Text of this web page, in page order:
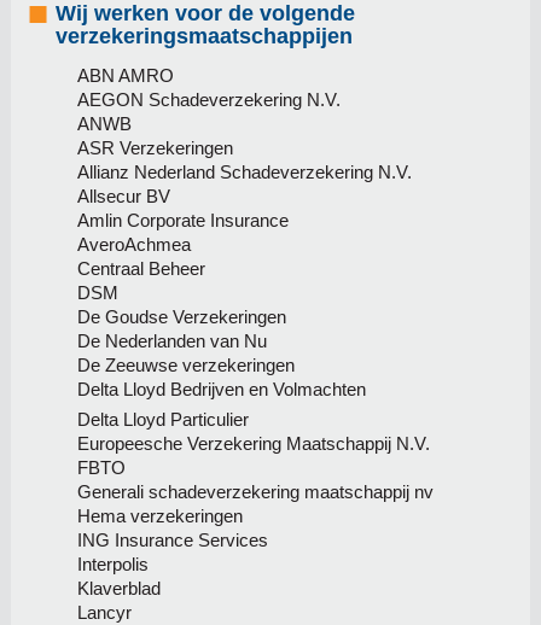
Wij werken voor de volgende
verzekeringsmaatschappijen
ABN AMRO
AEGON Schadeverzekering N.V.
ANWB
ASR Verzekeringen
Allianz Nederland Schadeverzekering N.V.
Allsecur BV
Amlin Corporate Insurance
AveroAchmea
Centraal Beheer
DSM
De Goudse Verzekeringen
De Nederlanden van Nu
De Zeeuwse verzekeringen
Delta Lloyd Bedrijven en Volmachten
Delta Lloyd Particulier
Europeesche Verzekering Maatschappij N.V.
FBTO
Generali schadeverzekering maatschappij nv
Hema verzekeringen
ING Insurance Services
Interpolis
Klaverblad
Lancyr